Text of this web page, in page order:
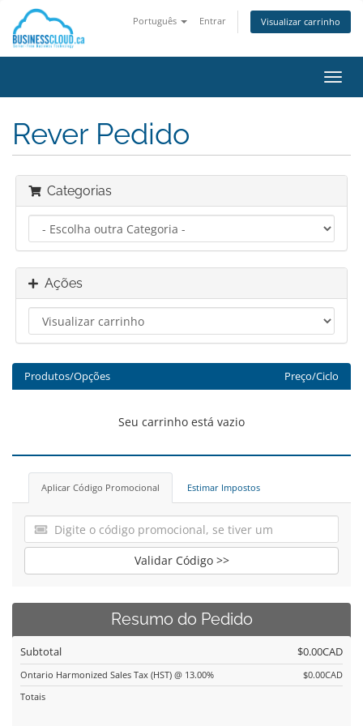
Português Entrar Visualizar carrinho
Rever Pedido
Categorias
Ações
Produtos/Opções Preço/Ciclo
Seu carrinho está vazio
Aplicar Código Promocional Estimar Impostos
Validar Código >>
Resumo do Pedido
Subtotal $0.00CAD
Ontario Harmonized Sales Tax (HST) @ 13.00%
$0.00CAD
Totais